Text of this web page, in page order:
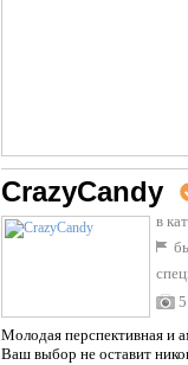
CrazyCandy
в
5
Молодая перспективная и
Ваш выбор не оставит